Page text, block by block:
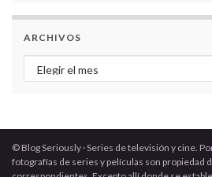
ARCHIVOS
Archivos
© Blog Seriously · Series de televisión y cine.
fotografías de series y películas son propiedad